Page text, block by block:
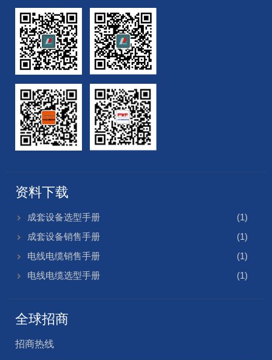
资料下载
成套设备选型手册
(1)
成套设备销售手册
(1)
电线电缆销售手册
(1)
电线电缆选型手册
(1)
全球招商
招商热线